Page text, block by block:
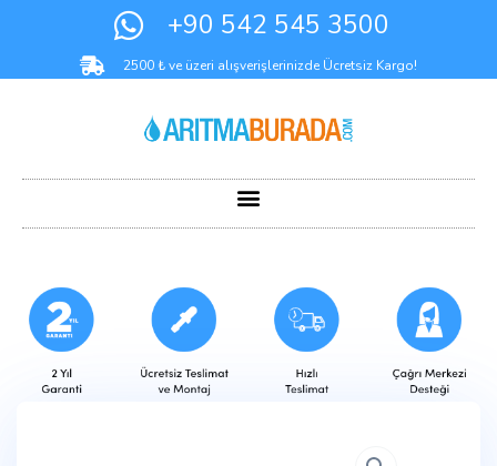
+90 542 545 3500
2500 ₺ ve üzeri alışverişlerinizde Ücretsiz Kargo!